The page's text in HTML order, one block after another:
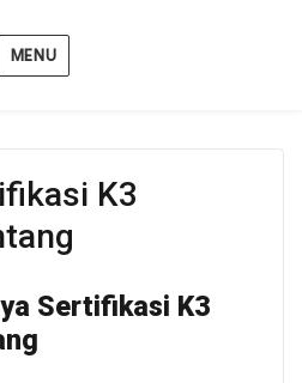
MENU
K3
Sertifikasi K3